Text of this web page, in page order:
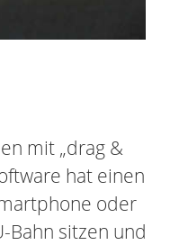
mit „drag &
hat einen
oder
Bahn sitzen und